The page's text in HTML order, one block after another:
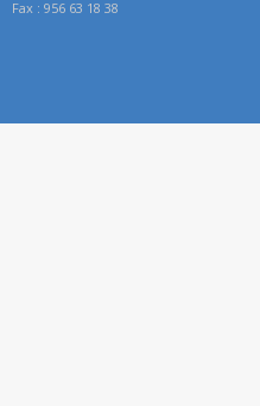
Fax : 956 63 18 38